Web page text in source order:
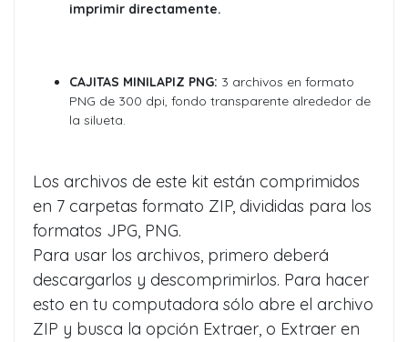
imprimir directamente.
CAJITAS MINILAPIZ PNG: 3 archivos en formato
PNG de 300 dpi, fondo transparente alrededor de
la silueta.
Los archivos de este kit están comprimidos
en 7 carpetas formato ZIP, divididas para los
formatos JPG, PNG.
Para usar los archivos, primero deberá
descargarlos y descomprimirlos. Para hacer
esto en tu computadora sólo abre el archivo
ZIP y busca la opción Extraer, o Extraer en